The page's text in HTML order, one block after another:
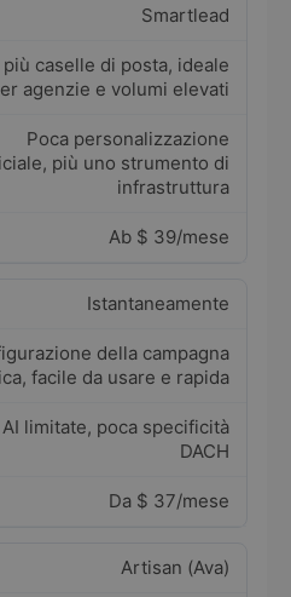
Smartlead
caselle di posta, ideale
agenzie e volumi elevati
Poca personalizzazione
più uno strumento di
infrastruttura
Ab $ 39/mese
Istantaneamente
della campagna
facile da usare e rapida
limitate, poca specificità
DACH
Da $ 37/mese
Artisan (Ava)